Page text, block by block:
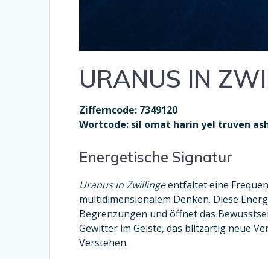
URANUS IN
Zifferncode: 7349120
Wortcode: sil omat harin yel truven
Energetische Signatur
Uranus in Zwillingeentfaltet eine
multidimensionalem Denken. Diese
Begrenzungen und öffnet das
Gewitter im Geiste, das blitzartig neue
Verstehen.